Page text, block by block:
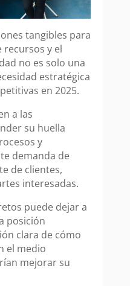
tangibles para
recursos y el
no es solo una
estratégica
en 2025.
a las
su huella
y
demanda de
de clientes,
interesadas.
puede dejar a
posición
clara de cómo
el medio
mejorar su